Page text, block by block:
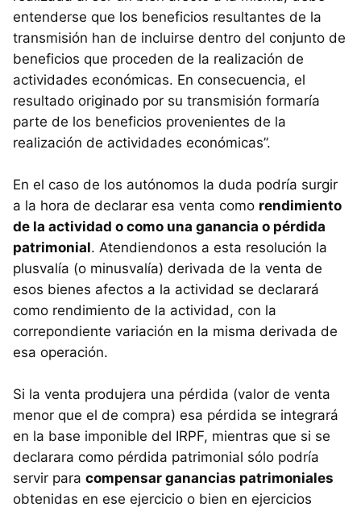
entenderse que los beneficios resultantes de la
transmisión han de incluirse dentro del conjunto de
beneficios que proceden de la realización de
actividades económicas. En consecuencia, el
resultado originado por su transmisión formaría
parte de los beneficios provenientes de la
realización de actividades económicas”.
En el caso de los autónomos la duda podría surgir
a la hora de declarar esa venta como rendimiento
de la actividad o como una ganancia o pérdida
patrimonial. Atendiendonos a esta resolución la
plusvalía (o minusvalía) derivada de la venta de
esos bienes afectos a la actividad se declarará
como rendimiento de la actividad, con la
correpondiente variación en la misma derivada de
esa operación.
Si la venta produjera una pérdida (valor de venta
menor que el de compra) esa pérdida se integrará
en la base imponible del IRPF, mientras que si se
declarara como pérdida patrimonial sólo podría
servir para compensar ganancias patrimoniales
obtenidas en ese ejercicio o bien en ejercicios